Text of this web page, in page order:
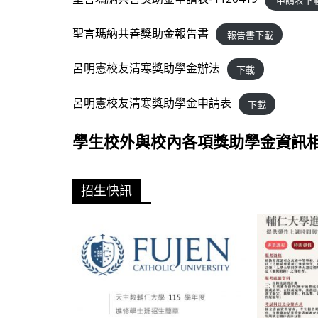
聖言瑪納共善獎助金報告書 報告書下載
呂明憲校友清寒獎助學金辦法 下載
呂明憲校友清寒獎助學金申請表 下載
學生校外與校內各項獎助學金資訊
招生快訊